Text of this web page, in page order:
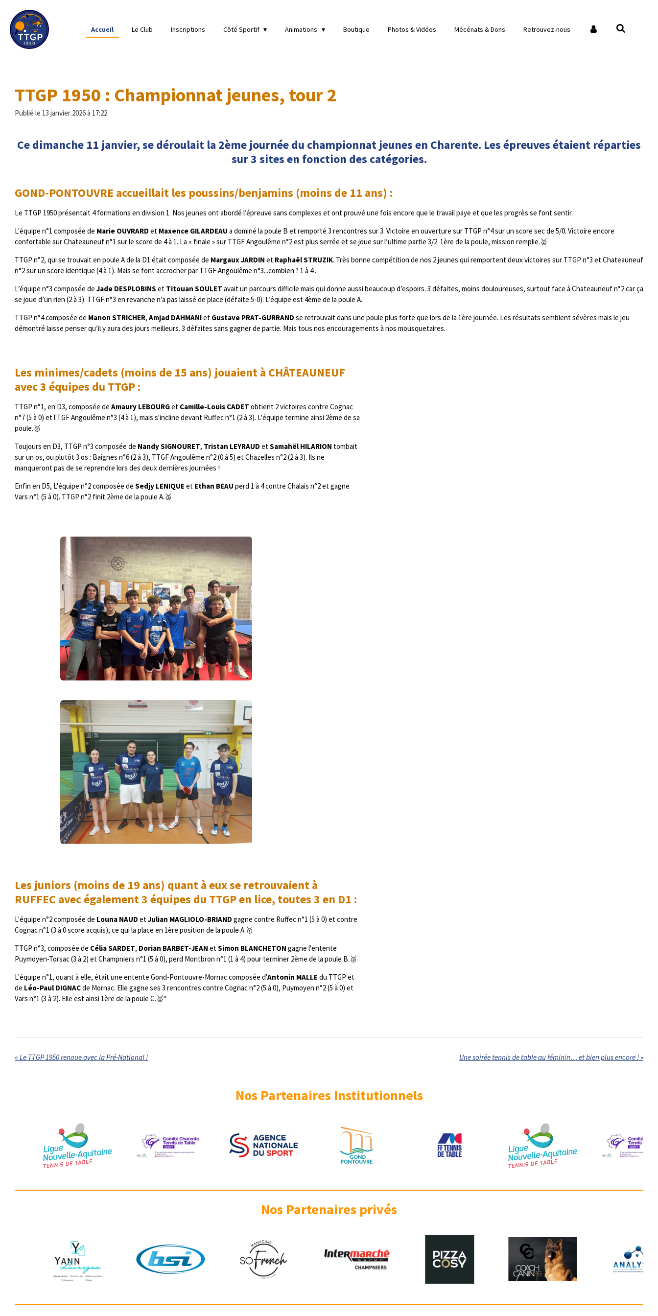
Passer
au
contenu
principal
Accueil Le Club Inscriptions Côté Sportif Animations Boutique Photos & Vidéos Mécénats & Dons Retrouvez-nous
TTGP 1950 : Championnat jeunes, tour 2
Publié le 13 janvier 2026 à 17:22
Ce dimanche 11 janvier, se déroulait la 2ème journée du championnat jeunes en Charente. Les épreuves étaient réparties
sur 3 sites en fonction des catégories.
GOND-PONTOUVRE accueillait les poussins/benjamins (moins de 11 ans) :
Le TTGP 1950 présentait 4 formations en division 1. Nos jeunes ont abordé l’épreuve sans complexes et ont prouvé une fois encore que le travail paye et que les progrès se font sentir.
L'équipe n°1 composée de Marie OUVRARD et Maxence GILARDEAU a dominé la poule B et remporté 3 rencontres sur 3. Victoire en ouverture sur TTGP n°4 sur un score sec de 5/0. Victoire encore
confortable sur Chateauneuf n°1 sur le score de 4 à 1. La « finale » sur TTGF Angoulême n°2 est plus serrée et se joue sur l’ultime partie 3/2. 1ère de la poule, mission remplie.🥇
TTGP n°2, qui se trouvait en poule A de la D1 était composée de Margaux JARDIN et Raphaël STRUZIK. Très bonne compétition de nos 2 jeunes qui remportent deux victoires sur TTGP n°3 et Chateauneuf
n°2 sur un score identique (4 à 1). Mais se font accrocher par TTGF Angoulême n°3...combien ? 1 à 4 .
L’équipe n°3 composée de Jade DESPLOBINS et Titouan SOULET avait un parcours difficile mais qui donne aussi beaucoup d’espoirs. 3 défaites, moins douloureuses, surtout face à Chateauneuf n°2 car ça
se joue d’un rien (2 à 3). TTGF n°3 en revanche n’a pas laissé de place (défaite 5-0). L’équipe est 4ème de la poule A.
TTGP n°4 composée de Manon STRICHER, Amjad DAHMANIet Gustave PRAT-GURRAND se retrouvait dans une poule plus forte que lors de la 1ère journée. Les résultats semblent sévères mais le jeu
démontré laisse penser qu’il y aura des jours meilleurs. 3 défaites sans gagner de partie. Mais tous nos encouragements à nos mousquetaires.
Les minimes/cadets (moins de 15 ans) jouaient à CHÂTEAUNEUF
avec 3 équipes du TTGP :
TTGP n°1, en D3, composée de Amaury LEBOURGet Camille-Louis CADET obtient 2 victoires contre Cognac
n°7 (5 à 0) etTTGF Angoulême n°3 (4 à 1), mais s'incline devant Ruffec n°1 (2 à 3). L'équipe termine ainsi 2ème de sa
poule.🥈
Toujours en D3, TTGP n°3 composée de Nandy SIGNOURET, Tristan LEYRAUD etSamahël HILARION tombait
sur un os, ou plutôt 3 os : Baignes n°6 (2 à 3), TTGF Angoulême n°2 (0 à 5) et Chazelles n°2 (2 à 3). Ils ne
manqueront pas de se reprendre lors des deux dernières journées !
Enfin en D5, L'équipe n°2 composée de Sedjy LENIQUE et Ethan BEAU perd 1 à 4 contre Chalais n°2 et gagne
Vars n°1 (5 à 0). TTGP n°2 finit 2ème de la poule A.🥈
Les juniors (moins de 19 ans) quant à eux se retrouvaient à
RUFFEC avec également 3 équipes du TTGP en lice, toutes 3 en D1 :
L'équipe n°2 composée de Louna NAUD etJulian MAGLIOLO-BRIAND gagne contre Ruffec n°1 (5 à 0) et contre
Cognac n°1 (3 à 0 score acquis), ce qui la place en 1ère position de la poule A.🥇
TTGP n°3, composée de Célia SARDET, Dorian BARBET-JEAN etSimon BLANCHETON gagne l'entente
Puymoyen-Torsac (3 à 2) et Champniers n°1 (5 à 0), perd Montbron n°1 (1 à 4) pour terminer 2ème de la poule B.🥈
L'équipe n°1, quant à elle, était une entente Gond-Pontouvre-Mornac composée d'Antonin MALLE du TTGP et
de Léo-Paul DIGNACde Mornac. Elle gagne ses 3 rencontres contre Cognac n°2 (5 à 0), Puymoyen n°2 (5 à 0) et
Vars n°1 (3 à 2). Elle est ainsi 1ère de la poule C.🥇"
« Le TTGP 1950 renoue avec la Pré-National ! Une soirée tennis de table au féminin… et bien plus encore !»
Nos Partenaires Institutionnels
Nos Partenaires privés